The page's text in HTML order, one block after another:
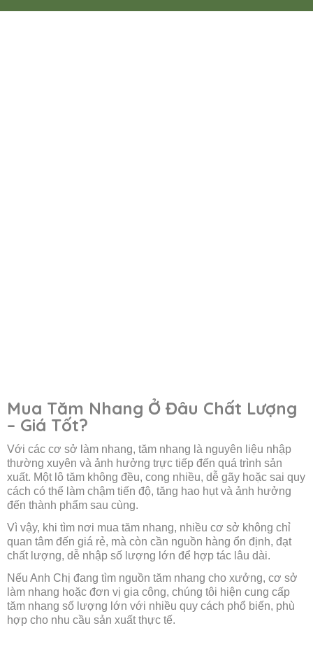
Mua Tăm Nhang Ở Đâu Chất Lượng
– Giá Tốt?
Với các cơ sở làm nhang, tăm nhang là nguyên liệu nhập
thường xuyên và ảnh hưởng trực tiếp đến quá trình sản
xuất. Một lô tăm không đều, cong nhiều, dễ gãy hoặc sai quy
cách có thể làm chậm tiến độ, tăng hao hụt và ảnh hưởng
đến thành phẩm sau cùng.
Vì vậy, khi tìm nơi mua tăm nhang, nhiều cơ sở không chỉ
quan tâm đến giá rẻ, mà còn cần nguồn hàng ổn định, đạt
chất lượng, dễ nhập số lượng lớn để hợp tác lâu dài.
Nếu Anh Chị đang tìm nguồn tăm nhang cho xưởng, cơ sở
làm nhang hoặc đơn vị gia công, chúng tôi hiện cung cấp
tăm nhang số lượng lớn với nhiều quy cách phổ biến, phù
hợp cho nhu cầu sản xuất thực tế.